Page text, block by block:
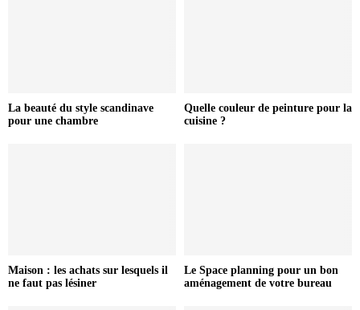
La beauté du style scandinave
pour une chambre
Quelle couleur de peinture pour la
cuisine ?
Maison : les achats sur lesquels il
ne faut pas lésiner
Le Space planning pour un bon
aménagement de votre bureau